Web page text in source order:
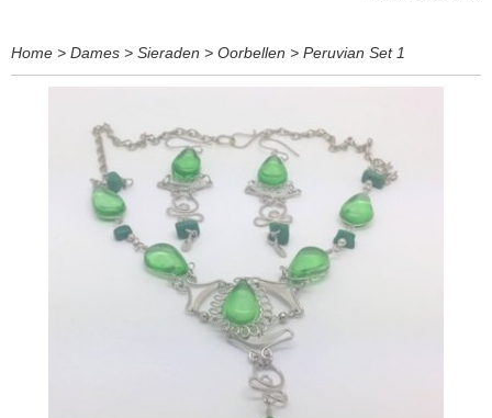
Home > Dames > Sieraden > Oorbellen > Peruvian Set 1